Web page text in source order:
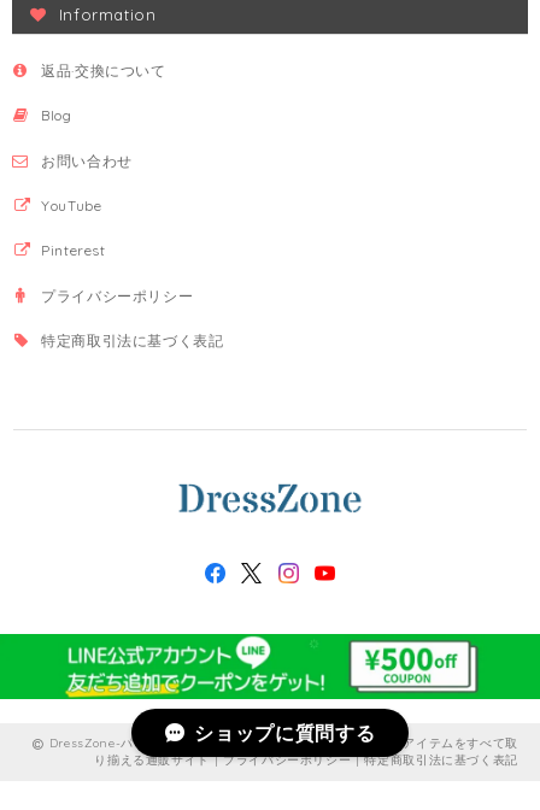
Information
返品·交換について
Blog
お問い合わせ
YouTube
Pinterest
プライバシーポリシー
特定商取引法に基づく表記
DressZone-パーティードレス、プライベート、出勤服などのアイテムをすべて取
り揃える通販サイト |プライバシーポリシー|特定商取引法に基づく表記
ショップに質問する